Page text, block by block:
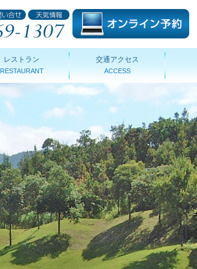
レストラン
RESTAURANT
交通アクセス
ACCESS